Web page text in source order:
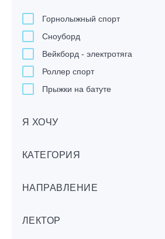
Горнолыжный спорт
Сноуборд
Вейкборд - электротяга
Роллер спорт
Прыжки на батуте
Лонгбординг
бордах
Игровые виды спорта
Мечевой бой
Я ХОЧУ
КАТЕГОРИЯ
НАПРАВЛЕНИЕ
ЛЕКТОР